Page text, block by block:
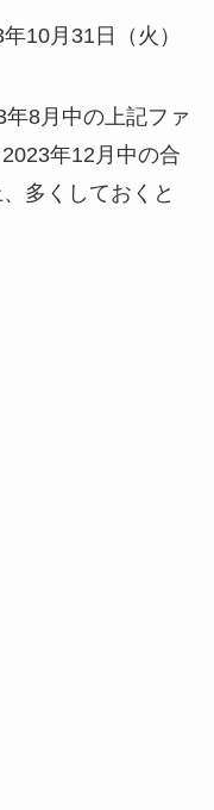
10月31日（火）
8月中の上記ファ
年12月中の合
多くしておくと